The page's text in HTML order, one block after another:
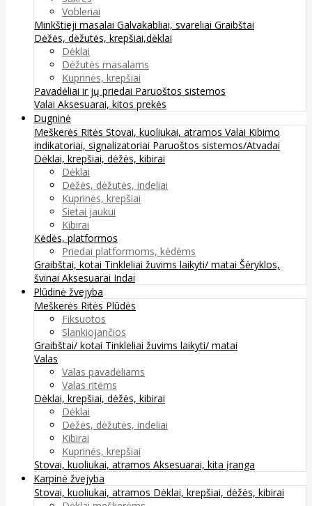
Vobleriai
Minkštieji masalai Galvakabliai, svareliai Graibštai
Dėžės, dėžutės, krepšiai,dėklai
Dėklai
Dėžutės masalams
Kuprinės, krepšiai
Pavadėliai ir jų priedai Paruoštos sistemos
Valai Aksesuarai, kitos prekės
Dugninė
Meškerės Ritės Stovai, kuoliukai, atramos Valai Kibimo
indikatoriai, signalizatoriai Paruoštos sistemos/Atvadai
Dėklai, krepšiai, dėžės, kibirai
Dėklai
Dėžės, dėžutės, indeliai
Kuprinės, krepšiai
Sietai jaukui
Kibirai
Kėdės, platformos
Priedai platformoms, kėdėms
Graibštai, kotai Tinkleliai žuvims laikyti/ matai Šėryklos,
švinai Aksesuarai Indai
Plūdinė žvejyba
Meškerės Ritės Plūdės
Fiksuotos
Slankiojančios
Graibštai/ kotai Tinkleliai žuvims laikyti/ matai
Valas
Valas pavadėliams
Valas ritėms
Dėklai, krepšiai, dėžės, kibirai
Dėklai
Dėžės, dėžutės, indeliai
Kibirai
Kuprinės, krepšiai
Stovai, kuoliukai, atramos Aksesuarai, kita įranga
Karpinė žvejyba
Stovai, kuoliukai, atramos Dėklai, krepšiai, dėžės, kibirai